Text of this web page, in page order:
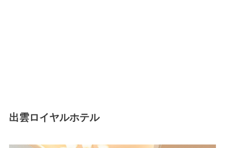
出雲ロイヤルホテル